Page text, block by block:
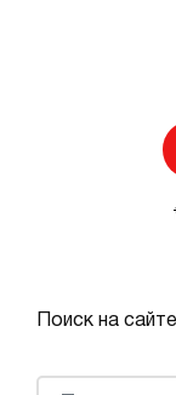
Поиск на сайте